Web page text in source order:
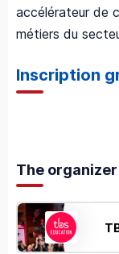
accélérateur de
métiers du
Inscription
The organizer